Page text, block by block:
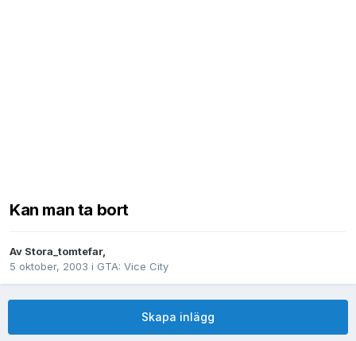
Kan man ta bort
Av Stora_tomtefar,
5 oktober, 2003 i GTA: Vice City
Skapa inlägg